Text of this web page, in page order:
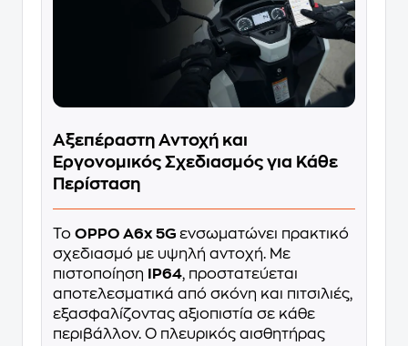
Αξεπέραστη Αντοχή και
Εργονομικός Σχεδιασμός για Κάθε
Περίσταση
Το OPPO A6x 5G ενσωματώνει πρακτικό
σχεδιασμό με υψηλή αντοχή. Με
πιστοποίηση
IP64, προστατεύεται
αποτελεσματικά από σκόνη και πιτσιλιές,
εξασφαλίζοντας αξιοπιστία σε κάθε
περιβάλλον. Ο πλευρικός αισθητήρας